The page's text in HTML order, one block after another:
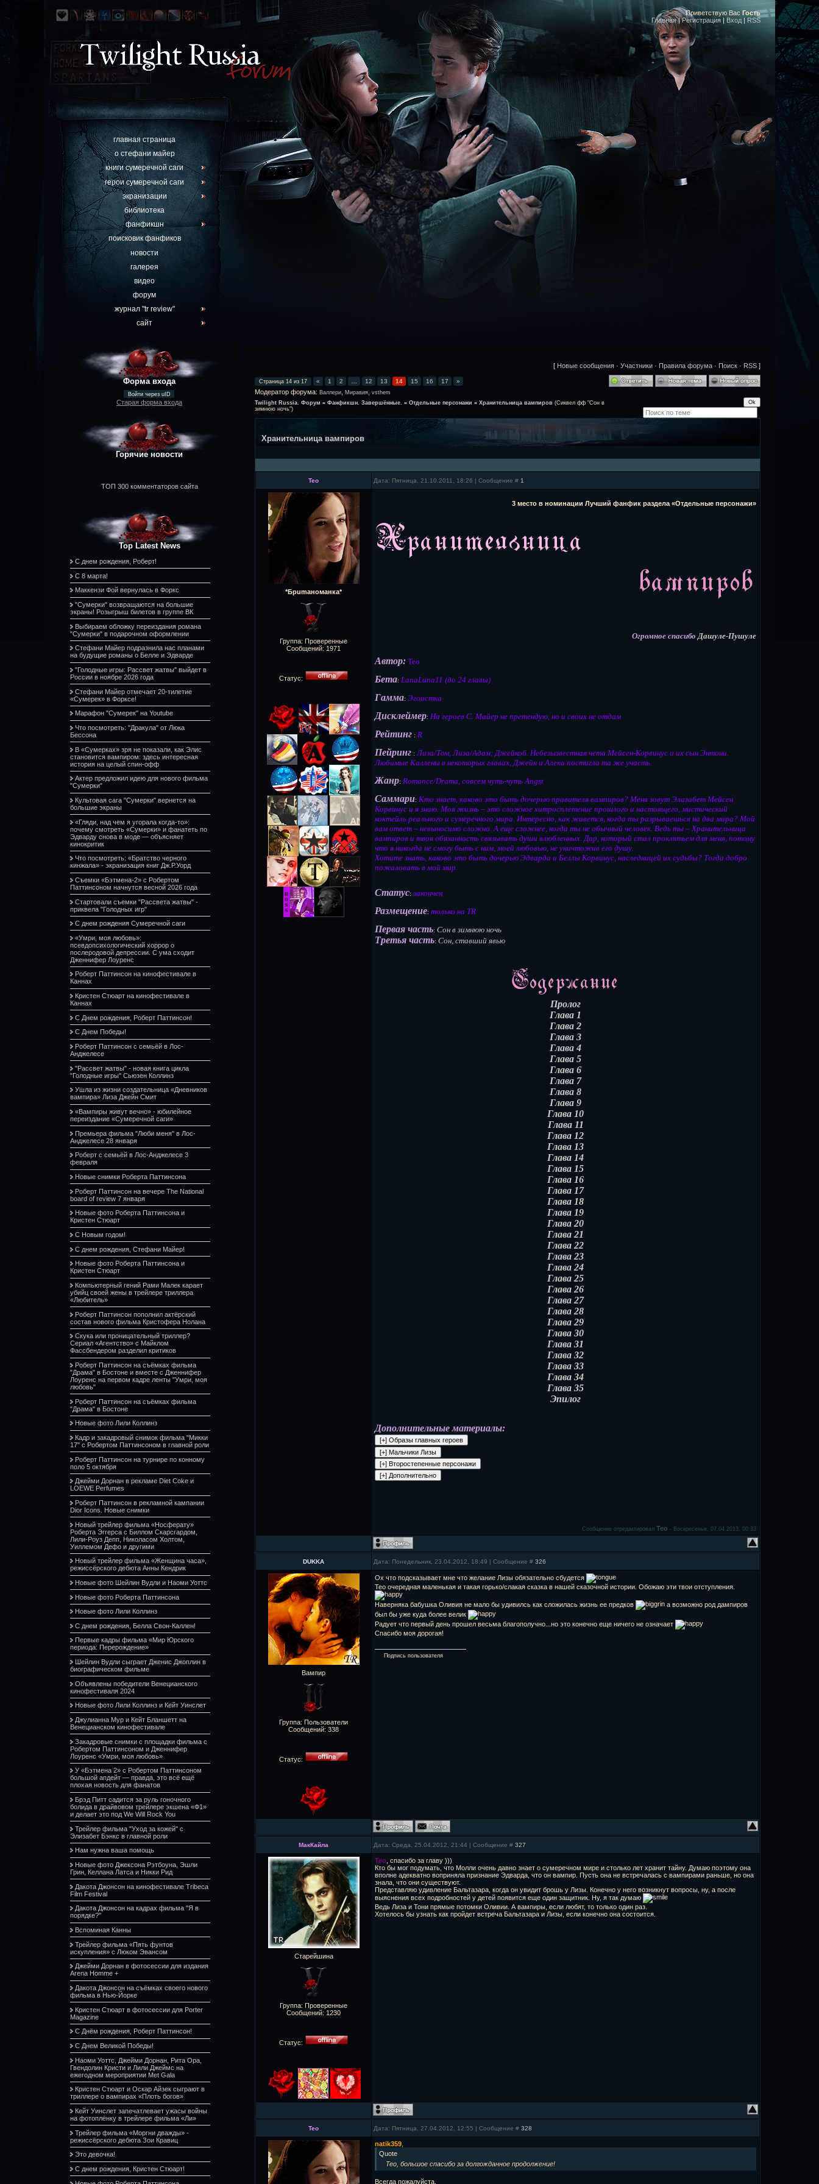
Приветствую Вас Гость
Главная|Регистрация | Вход | RSS
главная страница
о стефани майер
книги сумеречной саги
герои сумеречной саги
экранизации
библиотека
фанфикшн
поисковик фанфиков
новости
галерея
видео
форум
журнал "tr review"
сайт
Форма входа
Войти через uID
Старая форма входа
Горячие новости
ТОП 300 комментаторов сайта
Top Latest News
С днем рождения, Роберт!
С 8 марта!
Маккензи Фой вернулась в Форкс
"Сумерки" возвращаются на большие
экраны! Розыгрыш билетов в группе ВК
Выбираем обложку переиздания романа
"Сумерки" в подарочном оформлении
Стефани Майер подразнила нас планами
на будущие романы о Белле и Эдварде
"Голодные игры: Рассвет жатвы" выйдет в
России в ноябре 2026 года
Стефани Майер отмечает 20-тилетие
«Сумерек» в Форксе!
Марафон "Сумерек" на Youtube
Что посмотреть: "Дракула" от Люка
Бессона
В «Сумерках» зря не показали, как Элис
становится вампиром: здесь интересная
история на целый спин-офф
Актер предложил идею для нового фильма
"Сумерки"
Культовая сага "Сумерки" вернется на
большие экраны
«Гляди, над чем я угорала когда-то»:
почему смотреть «Сумерки» и фанатеть по
Эдварду снова в моде — объясняет
кинокритик
Что посмотреть: «Братство черного
кинжала» - экранизация книг Дж.Р.Уорд
Съемки «Бэтмена-2» с Робертом
Паттинсоном начнутся весной 2026 года
Стартовали съемки "Рассвета жатвы" -
приквела "Голодных игр"
С днем рождения Сумеречной саги
«Умри, моя любовь»:
псевдопсихологический хоррор о
послеродовой депрессии. С ума сходит
Дженнифер Лоуренс
Роберт Паттинсон на кинофестивале в
Каннах
Кристен Стюарт на кинофестивале в
Каннах
С Днем рождения, Роберт Паттинсон!
С Днем Победы!
Роберт Паттинсон с семьёй в Лос-
Анджелесе
"Рассвет жатвы" - новая книга цикла
"Голодные игры" Сьюзен Коллинз
Ушла из жизни создательница «Дневников
вампира» Лиза Джейн Смит
«Вампиры живут вечно» - юбилейное
переиздание «Сумеречной саги»
Премьера фильма "Люби меня" в Лос-
Анджелесе 28 января
Роберт с семьёй в Лос-Анджелесе 3
февраля
Новые снимки Роберта Паттинсона
Роберт Паттинсон на вечере The National
board of review 7 января
Новые фото Роберта Паттинсона и
Кристен Стюарт
С Новым годом!
С днем рождения, Стефани Майер!
Новые фото Роберта Паттинсона и
Кристен Стюарт
Компьютерный гений Рами Малек карает
убийц своей жены в трейлере триллера
«Любитель»
Роберт Паттинсон пополнил актёрский
состав нового фильма Кристофера Нолана
Скука или проницательный триллер?
Сериал «Агентство» с Майклом
Фассбендером разделил критиков
Роберт Паттинсон на съёмках фильма
"Драма" в Бостоне и вместе с Дженнифер
Лоуренс на первом кадре ленты "Умри, моя
любовь"
Роберт Паттинсон на съёмках фильма
"Драма" в Бостоне
Новые фото Лили Коллинз
Кадр и закадровый снимок фильма "Микки
17" с Робертом Паттинсоном в главной роли
Роберт Паттинсон на турнире по конному
поло 5 октября
Джейми Дорнан в рекламе Diet Coke и
LOEWE Perfumes
Роберт Паттинсон в рекламной кампании
Dior Icons. Новые снимки
Новый трейлер фильма «Носферату»
Роберта Эггерса с Биллом Скарсгардом,
Лили-Роуз Депп, Николасом Холтом,
Уиллемом Дефо и другими
Новый трейлер фильма «Женщина часа»,
режиссёрского дебюта Анны Кендрик
Новые фото Шейлин Вудли и Наоми Уоттс
Новые фото Роберта Паттинсона
Новые фото Лили Коллинз
С днем рождения, Белла Свон-Каллен!
Первые кадры фильма «Мир Юрского
периода: Перерождение»
Шейлин Вудли сыграет Дженис Джоплин в
биографическом фильме
Объявлены победители Венецианского
кинофестиваля 2024
Новые фото Лили Коллинз и Кейт Уинслет
Джулианна Мур и Кейт Бланшетт на
Венецианском кинофестивале
Закадровые снимки с площадки фильма с
Робертом Паттинсоном и Дженнифер
Лоуренс «Умри, моя любовь»
У «Бэтмена 2» с Робертом Паттинсоном
большой апдейт — правда, это всё ещё
плохая новость для фанатов
Брэд Питт садится за руль гоночного
болида в драйвовом трейлере экшена «Ф1»
и делает это под We Will Rock You
Трейлер фильма "Уход за кожей" с
Элизабет Бэнкс в главной роли
Нам нужна ваша помощь
Новые фото Джексона Рэтбоуна, Эшли
Грин, Келлана Латса и Никки Рид
Дакота Джонсон на кинофестивале Tribeca
Film Festival
Дакота Джонсон на кадрах фильма "Я в
порядке?"
Вспоминая Канны
Трейлер фильма «Пять фунтов
искупления» с Люком Эвансом
Джейми Дорнан в фотосессии для издания
Arena Homme +
Дакота Джонсон на съёмках своего нового
фильма в Нью-Йорке
Кристен Стюарт в фотосессии для Porter
Magazine
С Днём рождения, Роберт Паттинсон!
С Днем Великой Победы!
Наоми Уоттс, Джейми Дорнан, Рита Ора,
Гвендолин Кристи и Лили Джеймс на
ежегодном мероприятии Met Gala
Кристен Стюарт и Оскар Айзек сыграют в
триллере о вампирах «Плоть богов»
Кейт Уинслет запечатлевает ужасы войны
на фотоплёнку в трейлере фильма «Ли»
Трейлер фильма «Моргни дважды» -
режиссёрского дебюта Зои Кравиц
Это девочка!
С днем рождения, Кристен Стюарт!
[ Новые сообщения · Участники · Правила форума · Поиск · RSS ]
Страница 14 из 17 « 1 2 12 13 14 15 16 17 »
Модератор форума: Валлери Миравия vsthem
Twilight Russia. Форум » Фанфикшн. Завершённые. » Отдельные персонажи » Хранительница вампиров (Сиквел фф "Сон в
зимнюю ночь")
Хранительница вампиров
Teo Дата: Пятница, 21.10.2011, 18:26 | Сообщение # 1
*Брumaнoманка*
Группа: Проверенные
Сообщений: 1971
Статус:
3 место в номинации Лучший фанфик раздела «Отдельные персонажи»
Огромное спасибоДашуле-Пушуле
Автор: Teo
Бета: LanaLuna11 (до 24 главы)
Гамма: Эгоистка
Дисклеймер: На героев С. Майер не претендую, но и своих не отдам
Рейтинг : R
Пейринг :Лиза/Том, Лиза/Адам; Джейкоб. Небезызвестная чета Мейсен-Корвинус и их сын Энтони.
Любимые Каллены в некоторых главах, Джейн и Алека постигла та же участь.
Жанр: Romance/Drama, совсем чуть-чуть Angst
Саммари: Кто знает, каково это быть дочерью правителя вампиров? Меня зовут Элизабет Мейсен
Корвинус и я знаю. Моя жизнь – это сложное хитросплетение прошлого и настоящего, мистический
коктейль реального и сумеречного мира. Интересно, как живется, когда ты разрываешься на два мира? Мой
вам ответ – невыносимо сложно. А еще сложнее, когда ты не обычный человек. Ведь ты – Хранительница
вампиров и твоя обязанность связывать души влюбленных. Дар, который стал проклятьем для меня, потому
что я никогда не смогу быть с ним, моей любовью, не уничтожив его душу.
Хотите знать, каково это быть дочерью Эдварда и Беллы Корвинус, наследницей их судьбы? Тогда добро
пожаловать в мой мир.
Статус: закончен
Размещение: только на TR
Первая часть: Сон в зимнюю ночь
Третья часть: Сон, ставший явью
Пролог
Глава 1
Глава 2
Глава 3
Глава 4
Глава 5
Глава 6
Глава 7
Глава 8
Глава 9
Глава 10
Глава 11
Глава 12
Глава 13
Глава 14
Глава 15
Глава 16
Глава 17
Глава 18
Глава 19
Глава 20
Глава 21
Глава 22
Глава 23
Глава 24
Глава 25
Глава 26
Глава 27
Глава 28
Глава 29
Глава 30
Глава 31
Глава 32
Глава 33
Глава 34
Глава 35
Эпилог
Дополнительные материалы:
Сообщение отредактировал Teo - Воскресенье, 07.04.2013, 00:33
DUKKA Дата: Понедельник, 23.04.2012, 18:49 | Сообщение # 326
Вампир
Группа: Пользователи
Сообщений: 338
Статус:
Ох что подсказывает мне что желание Лизы обязательно сбудется
Тео очередная маленькая и такая горько/слакая сказка в нашей сказочной истории. Обожаю эти твои отступления.
Наверняка бабушка Оливия не мало бы удивилсь как сложилась жизнь ее предков
а возможно род дампиров
был бы уже куда более велик
Радует что первый день прошел весьма благополучно...но это конечно еще ничего не означает
Спасибо моя дорогая!
Подпись пользователя
МакКайла Дата: Среда, 25.04.2012, 21:44 | Сообщение # 327
Старейшина
Группа: Проверенные
Сообщений: 1230
Статус:
Тео , спасибо за главу )))
Кто бы мог подумать, что Молли очень давно знает о сумеречном мире и столько лет хранит тайну. Думаю поэтому она
вполне адекватно воприняла признание Эдварда, что он вампир. Пусть она не встречалась с вампирами раньше, но она
знала, что они существуют.
Представляю удивление Бальтазара, когда он увидит брошь у Лизы. Конечно у него возникнут вопросы, ну, а после
выяснения всех подробностей у детей появится еще один защитник. Ну, я так думаю
Ведь Лиза и Тони прямые потомки Оливии. А вампиры, если любят, то только один раз.
Хотелось бы узнать как пройдет встреча Бальтазара и Лизы, если конечно она состоится.
Teo Дата: Пятница, 27.04.2012, 12:55 | Сообщение # 328
natik359
Quote
Teo, большое спасибо за долгожданное продолжение!
Всегда пожалуйста.